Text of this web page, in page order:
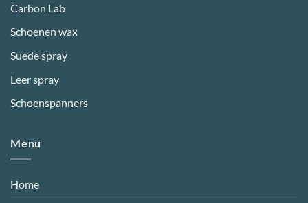
Carbon Lab
Schoenen wax
Suede spray
Leer spray
Schoenspanners
Menu
Home